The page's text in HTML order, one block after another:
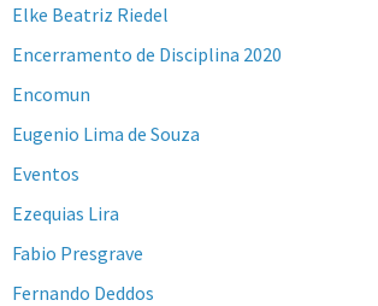
Elke Beatriz Riedel
Encerramento de Disciplina 2020
Encomun
Eugenio Lima de Souza
Eventos
Ezequias Lira
Fabio Presgrave
Fernando Deddos